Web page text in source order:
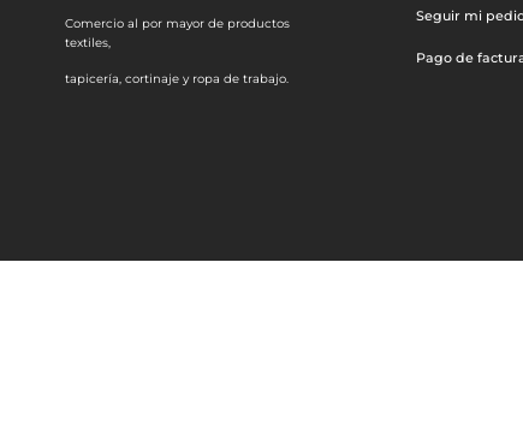
Comercio al por mayor de productos
textiles,
tapicería, cortinaje y ropa de trabajo.
Seguir mi
Pago de